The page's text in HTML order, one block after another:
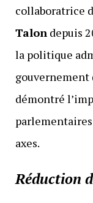
collaboratrice
Talon depuis
la politique
gouvernement
démontré
parlementaires
axes.
Réduction